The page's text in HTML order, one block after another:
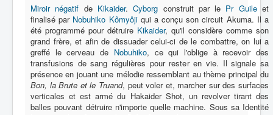
Antagoniste
Monstre
Autre
Animal
Race
Archétype
Miroir négatif de Kikaider.Cyborg construit par le Pr Guileet
finalisé par Nobuhiko Kômyôjiqui a conçu son circuit Akuma. Il a
été programmé pour détruire Kikaider, qu'il considère comme son
grand frère, et afin de dissuader celui-ci de le combattre, on lui a
greffé le cerveau de Nobuhiko, ce qui l'oblige à recevoir des
transfusions de sang régulières pour rester en vie. Il signale sa
présence en jouant une mélodie ressemblant au thème principal du
Bon, la Brute et le Truand, peut voler et, marcher sur des surfaces
verticales et est armé du Hakaider Shot, un revolver tirant des
balles pouvant détruire n'importe quelle machine. Sous sa Identité